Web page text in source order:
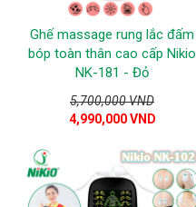
Ghế massage rung lắc đấm
bóp toàn thân cao cấp Nikio
NK-181 - Đỏ
5,700,000 VND
4,990,000 VND